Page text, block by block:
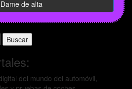
del mundo del automóvil,